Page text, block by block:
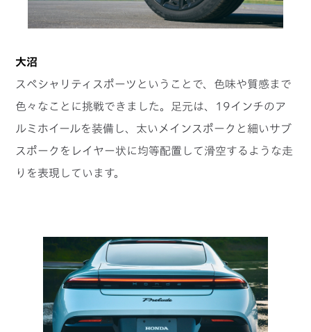
大沼
スペシャリティスポーツということで、色味や質感まで
色々なことに挑戦できました。足元は、19インチのア
ルミホイールを装備し、太いメインスポークと細いサブ
スポークをレイヤー状に均等配置して滑空するような走
りを表現しています。